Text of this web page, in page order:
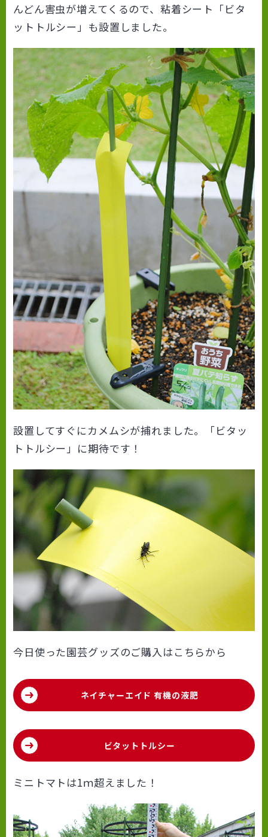
んどん害虫が増えてくるので、粘着シート「ビタ
ットトルシー」も設置しました。
設置してすぐにカメムシが捕れました。「ビタッ
トトルシー」に期待です！
今日使った園芸グッズのご購入はこちらから
ネイチャーエイド 有機の液肥
ビタットトルシー
ミニトマトは1ｍ超えました！